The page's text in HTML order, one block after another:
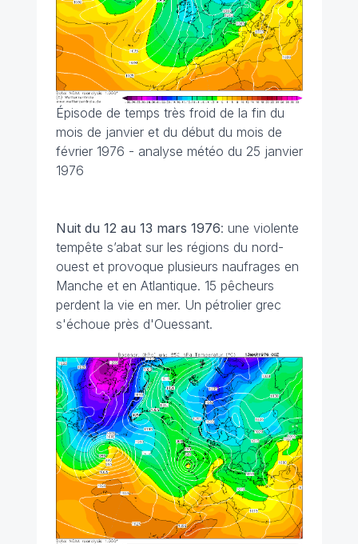
Épisode de temps très froid de la fin du
mois de janvier et du début du mois de
février 1976 - analyse météo du 25 janvier
1976
Nuit du 12 au 13 mars 1976: une violente
tempête s’abat sur les régions du nord-
ouest et provoque plusieurs naufrages en
Manche et en Atlantique. 15 pêcheurs
perdent la vie en mer. Un pétrolier grec
s'échoue près d'Ouessant.